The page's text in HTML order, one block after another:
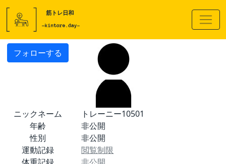
フォローする
ニックネーム
トレーニー10501
年齢
非公開
性別
非公開
運動記録
閲覧制限
体重記録
非公開